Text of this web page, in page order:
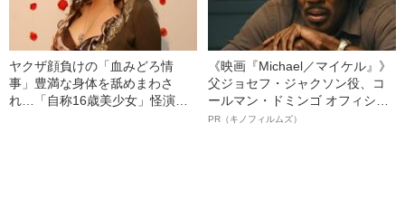
ヤクザ顔負けの「血みどろ情
事」豊満な身体を舐めまわさ
れ…「自称16歳美少女」怪演
《映画『Michael／マイケル』》
父ジョセフ・ジャクソン役、コ
ールマン・ドミンゴ オフィシャ
ルインタビュー“観客を魅了した
PR（キノフィルムズ）